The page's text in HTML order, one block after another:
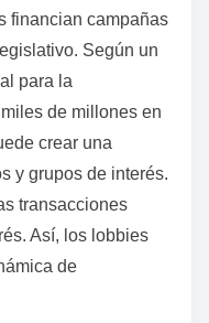
financian campañas
Según un
para la
de millones en
crear una
y grupos de interés.
transacciones
Así, los lobbies
de